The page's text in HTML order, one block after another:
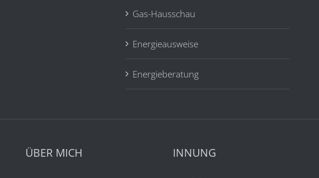
Gas-Hausschau
Energieausweise
Energieberatung
ÜBER MICH INNUNG